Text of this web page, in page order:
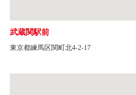
武蔵関駅前
東京都練馬区関町北4-2-17